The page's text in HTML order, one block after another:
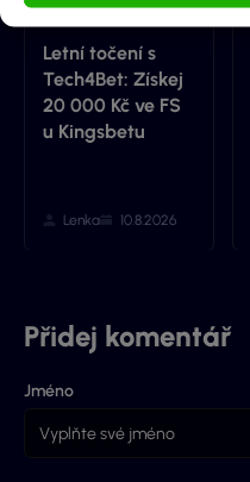
Letní točení s
Tech4Bet: Získej
20 000 Kč ve FS
u Kingsbetu
Lenka 10.8.2026
Přidej komentář
Jméno